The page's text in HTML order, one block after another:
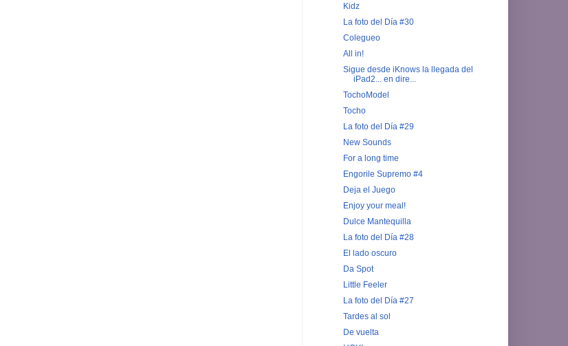
Kidz
La foto del Día #30
Colegueo
All in!
Sigue desde iKnows la llegada del
iPad2... en dire...
TochoModel
Tocho
La foto del Día #29
New Sounds
For a long time
Engorile Supremo #4
Deja el Juego
Enjoy your meal!
Dulce Mantequilla
La foto del Día #28
El lado oscuro
Da Spot
Little Feeler
La foto del Día #27
Tardes al sol
De vuelta